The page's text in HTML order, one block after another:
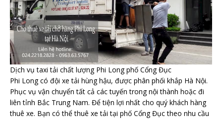
Dịch vụ taxi tải chất lượng Phi Long phố Cổng Đục
Phi Long có đội xe tải hùng hậu, được phân phối khắp Hà Nội.
Phục vụ vận chuyển tất cả các tuyến trong nội thành hoặc đi
liên tỉnh Bắc Trung Nam. Để tiện lợi nhất cho quý khách hàng
thuê xe. Bạn có thể thuê xe tải tại phố Cổng Đục theo nhu cầu